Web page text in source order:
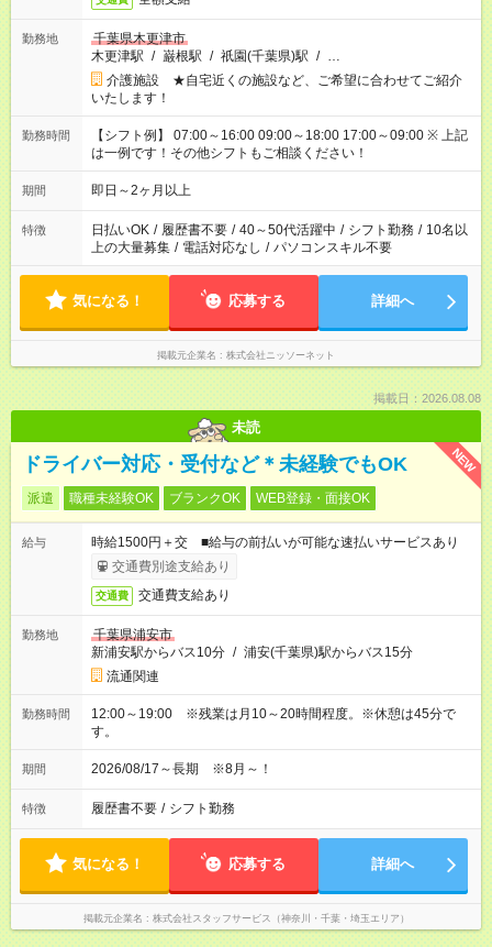
勤務地
千葉県木更津市
木更津駅 / 巌根駅 / 祇園(千葉県)駅 / …
介護施設 ★自宅近くの施設など、ご希望に合わせてご紹介
いたします！
勤務時間
【シフト例】 07:00～16:00 09:00～18:00 17:00～09:00 ※ 上記
は一例です！その他シフトもご相談ください！
期間 即日～2ヶ月以上
特徴 日払いOK / 履歴書不要 / 40～50代活躍中 / シフト勤務 / 10名以
上の大量募集 / 電話対応なし / パソコンスキル不要
気になる！ 応募する 詳細へ
掲載元企業名 株式会社ニッソーネット
掲載日：2026.08.08
未読
NEW
ドライバー対応・受付など＊未経験でもOK
派遣 職種未経験OK ブランクOK WEB登録・面接OK
給与
時給1500円＋交 ■給与の前払いが可能な速払いサービスあり
交通費別途支給あり
交通費 交通費支給あり
勤務地
千葉県浦安市
新浦安駅からバス10分 / 浦安(千葉県)駅からバス15分
流通関連
勤務時間
12:00～19:00 ※残業は月10～20時間程度。※休憩は45分で
す。
期間 2026/08/17～長期 ※8月～！
特徴 履歴書不要 / シフト勤務
気になる！ 応募する 詳細へ
掲載元企業名 株式会社スタッフサービス（神奈川・千葉・埼玉エリア）